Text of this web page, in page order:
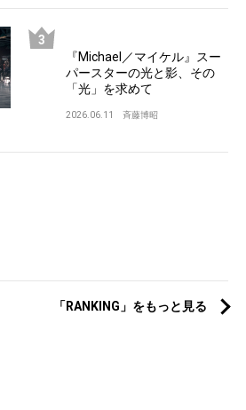
『Michael／マイケル』スー
パースターの光と影、その
「光」を求めて
2026.06.11 斉藤博昭
「RANKING」をもっと見る